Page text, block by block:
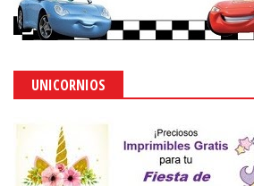
UNICORNIOS